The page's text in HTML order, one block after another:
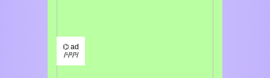
⌬ ad
/¹/²/³/